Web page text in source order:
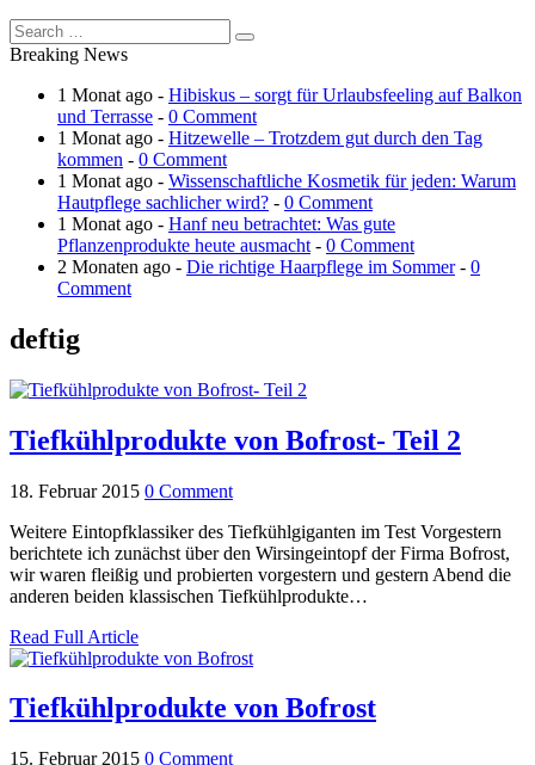
Breaking News
1 Monat ago - Hibiskus – sorgt für Urlaubsfeeling auf Balkon
und Terrasse - 0 Comment
1 Monat ago - Hitzewelle – Trotzdem gut durch den Tag
kommen - 0 Comment
1 Monat ago - Wissenschaftliche Kosmetik für jeden: Warum
Hautpflege sachlicher wird? - 0 Comment
1 Monat ago - Hanf neu betrachtet: Was gute
Pflanzenprodukte heute ausmacht - 0 Comment
2 Monaten ago - Die richtige Haarpflege im Sommer- 0
Comment
deftig
Tiefkühlprodukte von Bofrost- Teil 2
18. Februar 2015 0 Comment
Weitere Eintopfklassiker des Tiefkühlgiganten im Test Vorgestern
berichtete ich zunächst über den Wirsingeintopf der Firma Bofrost,
wir waren fleißig und probierten vorgestern und gestern Abend die
anderen beiden klassischen Tiefkühlprodukte…
Read Full Article
Tiefkühlprodukte von Bofrost
15. Februar 2015 0 Comment